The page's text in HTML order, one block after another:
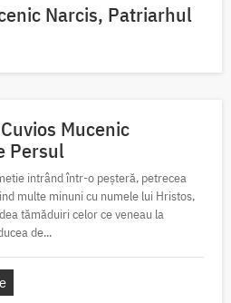
Narcis, Patriarhul
Mucenic
Persul
intrând într-o peșteră, petrecea
multe minuni cu numele lui Hristos,
tămăduiri celor ce veneau la
de...